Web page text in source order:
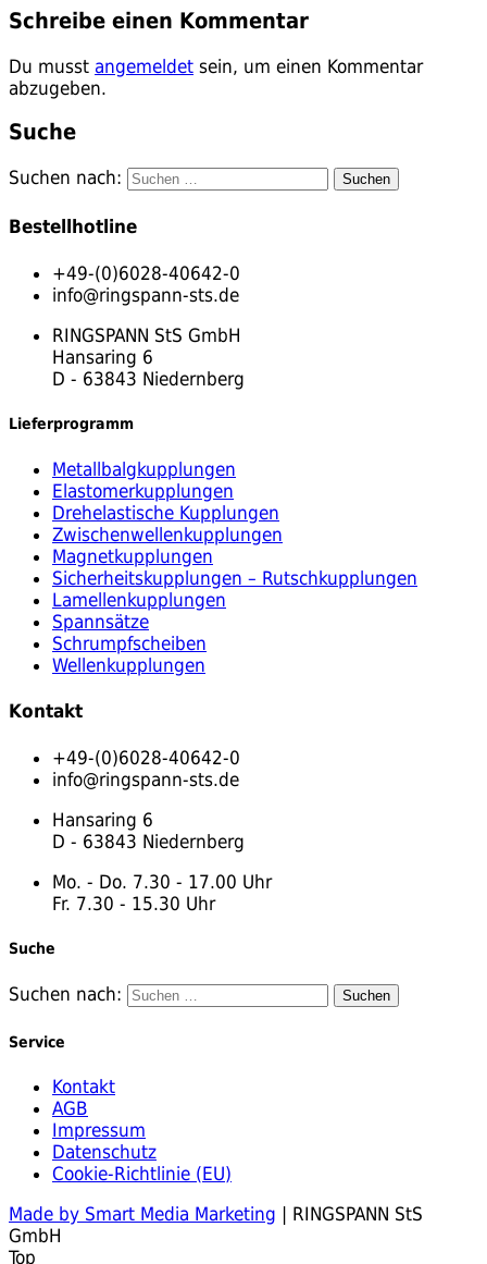
Schreibe einen Kommentar
Du musst angemeldet sein, um einen Kommentar
abzugeben.
Suche
Suchen nach:
Bestellhotline
+49-(0)6028-40642-0
info@ringspann-sts.de
RINGSPANN StS GmbH
Hansaring 6
D - 63843 Niedernberg
Lieferprogramm
Metallbalgkupplungen
Elastomerkupplungen
Drehelastische Kupplungen
Zwischenwellenkupplungen
Magnetkupplungen
Sicherheitskupplungen – Rutschkupplungen
Lamellenkupplungen
Spannsätze
Schrumpfscheiben
Wellenkupplungen
Kontakt
+49-(0)6028-40642-0
info@ringspann-sts.de
Hansaring 6
D - 63843 Niedernberg
Mo. - Do. 7.30 - 17.00 Uhr
Fr. 7.30 - 15.30 Uhr
Suche
Suchen nach:
Service
Kontakt
AGB
Impressum
Datenschutz
Cookie-Richtlinie (EU)
Made by Smart Media Marketing
| RINGSPANN StS
GmbH
Top